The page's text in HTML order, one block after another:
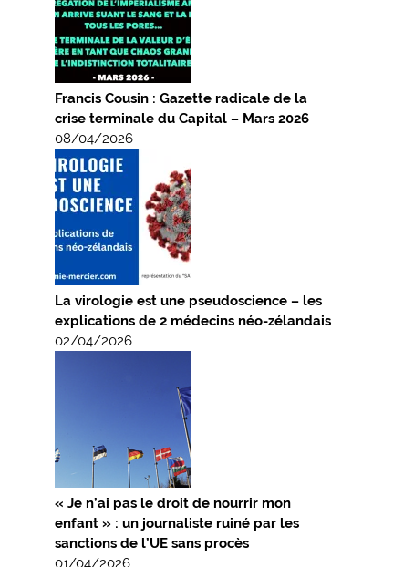
Francis Cousin : Gazette radicale de la
crise terminale du Capital – Mars 2026
08/04/2026
La virologie est une pseudoscience – les
explications de 2 médecins néo-zélandais
02/04/2026
« Je n’ai pas le droit de nourrir mon
enfant » : un journaliste ruiné par les
sanctions de l’UE sans procès
01/04/2026